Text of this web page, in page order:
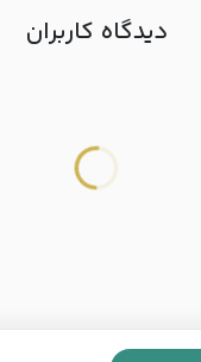
دیدگاه کاربران